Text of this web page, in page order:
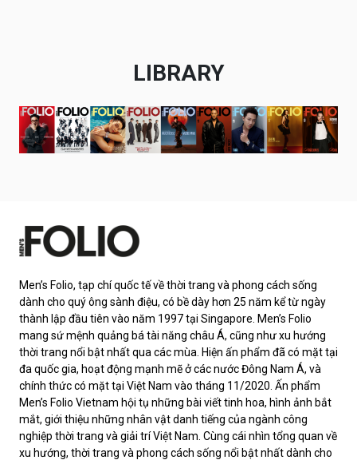
LIBRARY
Men’s Folio, tạp chí quốc tế về thời trang và phong cách sống
dành cho quý ông sành điệu, có bề dày hơn 25 năm kể từ ngày
thành lập đầu tiên vào năm 1997 tại Singapore. Men’s Folio
mang sứ mệnh quảng bá tài năng châu Á, cũng như xu hướng
thời trang nổi bật nhất qua các mùa. Hiện ấn phẩm đã có mặt tại
đa quốc gia, hoạt động mạnh mẽ ở các nước Đông Nam Á, và
chính thức có mặt tại Việt Nam vào tháng 11/2020. Ấn phẩm
Men’s Folio Vietnam hội tụ những bài viết tinh hoa, hình ảnh bắt
mắt, giới thiệu những nhân vật danh tiếng của ngành công
nghiệp thời trang và giải trí Việt Nam. Cùng cái nhìn tổng quan về
xu hướng, thời trang và phong cách sống nổi bật nhất dành cho